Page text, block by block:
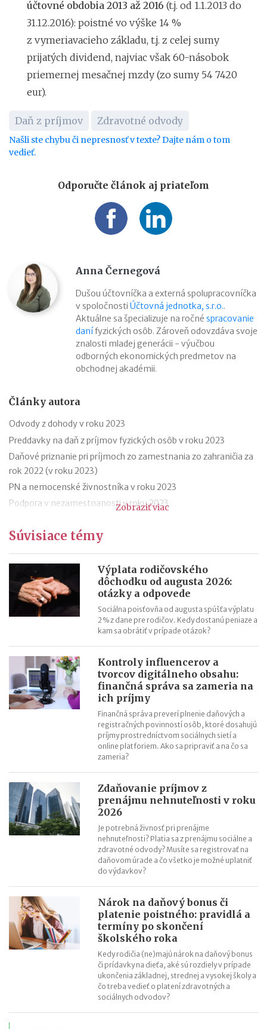
účtovné obdobia 2013 až 2016 (t.j. od 1.1.2013 do
31.12.2016): poistné vo výške 14 %
z vymeriavacieho základu, t.j. z celej sumy
prijatých dividend, najviac však 60-násobok
priemernej mesačnej mzdy (zo sumy 54 7420
eur).
Daň z príjmov Zdravotné odvody
Našli ste chybu či nepresnosť v texte? Dajte nám o tom
vedieť.
Odporučte článok aj priateľom
Anna Černegová
Dušou účtovníčka a externá spolupracovníčka
v spoločnosti Účtovná jednotka, s.r.o..
Aktuálne sa špecializuje na ročné spracovanie
danífyzických osôb. Zároveň odovzdáva svoje
znalosti mladej generácii - výučbou
odborných ekonomických predmetov na
obchodnej akadémii.
Články autora
Odvody z dohody v roku 2023
Preddavky na daň z príjmov fyzických osôb v roku 2023
Daňové priznanie pri príjmoch zo zamestnania zo zahraničia za
rok 2022 (v roku 2023)
PN a nemocenské živnostníka v roku 2023
Podpora v nezamestnanosti v roku 2023
Ročné zúčtovanie dane za rok 2022 (v roku 2023)
Výpočet čistej mzdy v roku 2023
Daňový bonus na dieťa od 1.1.2023 – príklady
Daňový bonus na dieťa od 1.1.2023
Zobraziť viac
Súvisiace témy
Výplata rodičovského
dôchodku od augusta 2026:
otázky a odpovede
Sociálna poisťovňa od augusta spúšťa výplatu
2 % z dane pre rodičov. Kedy dostanú peniaze a
kam sa obrátiť v prípade otázok?
Kontroly influencerov a
tvorcov digitálneho obsahu:
finančná správa sa zameria na
ich príjmy
Finančná správa preverí plnenie daňových a
registračných povinností osôb, ktoré dosahujú
príjmy prostredníctvom sociálnych sietí a
online platforiem. Ako sa pripraviť a na čo sa
zameria?
Zdaňovanie príjmov z
prenájmu nehnuteľnosti v roku
2026
Je potrebná živnosť pri prenájme
nehnuteľnosti? Platia sa z prenájmu sociálne a
zdravotné odvody? Musíte sa registrovať na
daňovom úrade a čo všetko je možné uplatniť
do výdavkov?
Nárok na daňový bonus či
platenie poistného: pravidlá a
termíny po skončení
školského roka
Kedy rodičia (ne)majú nárok na daňový bonus
či prídavky na dieťa, aké sú rozdiely v prípade
ukončenia základnej, strednej a vysokej školy a
čo treba vedieť o platení zdravotných a
sociálnych odvodov?